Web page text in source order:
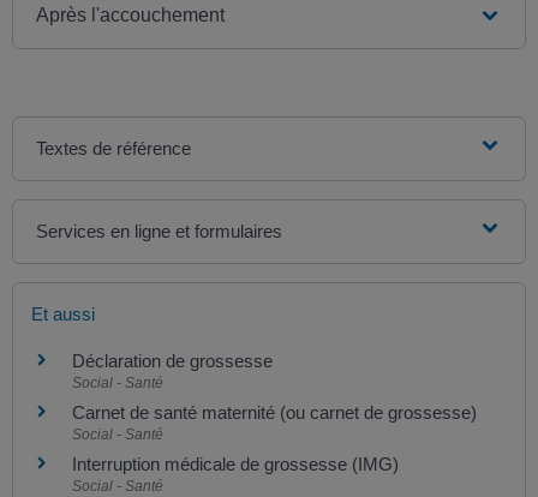
Après l'accouchement
Textes de référence
Services en ligne et formulaires
Et aussi
Déclaration de grossesse
Social - Santé
Carnet de santé maternité (ou carnet de grossesse)
Social - Santé
Interruption médicale de grossesse (IMG)
Social - Santé